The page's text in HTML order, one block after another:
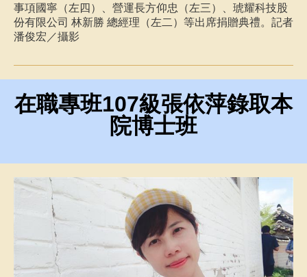
事項國寧（左四）、營運長方仰忠（左三）、琥耀科技股
份有限公司 林新勝 總經理（左二）等出席捐贈典禮。記者
潘俊宏／攝影
在職專班107級張依萍錄取本
院博士班